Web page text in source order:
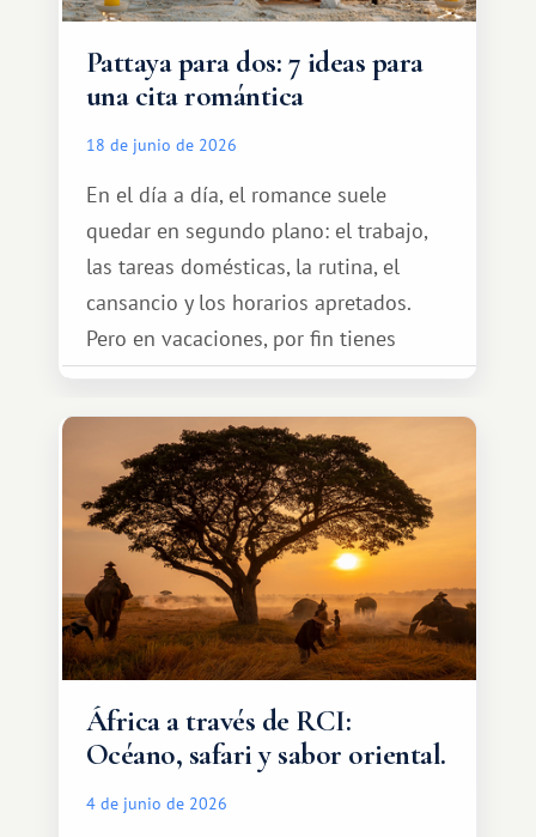
Pattaya para dos: 7 ideas para
una cita romántica
18 de junio de 2026
En el día a día, el romance suele
quedar en segundo plano: el trabajo,
las tareas domésticas, la rutina, el
cansancio y los horarios apretados.
Pero en vacaciones, por fin tienes
espacio para dos y ganas de hacer algo
especial por tu pareja. No tiene por
qué ser algo grandioso, pero sí algo
cálido y memorable.
África a través de RCI:
Océano, safari y sabor oriental.
4 de junio de 2026